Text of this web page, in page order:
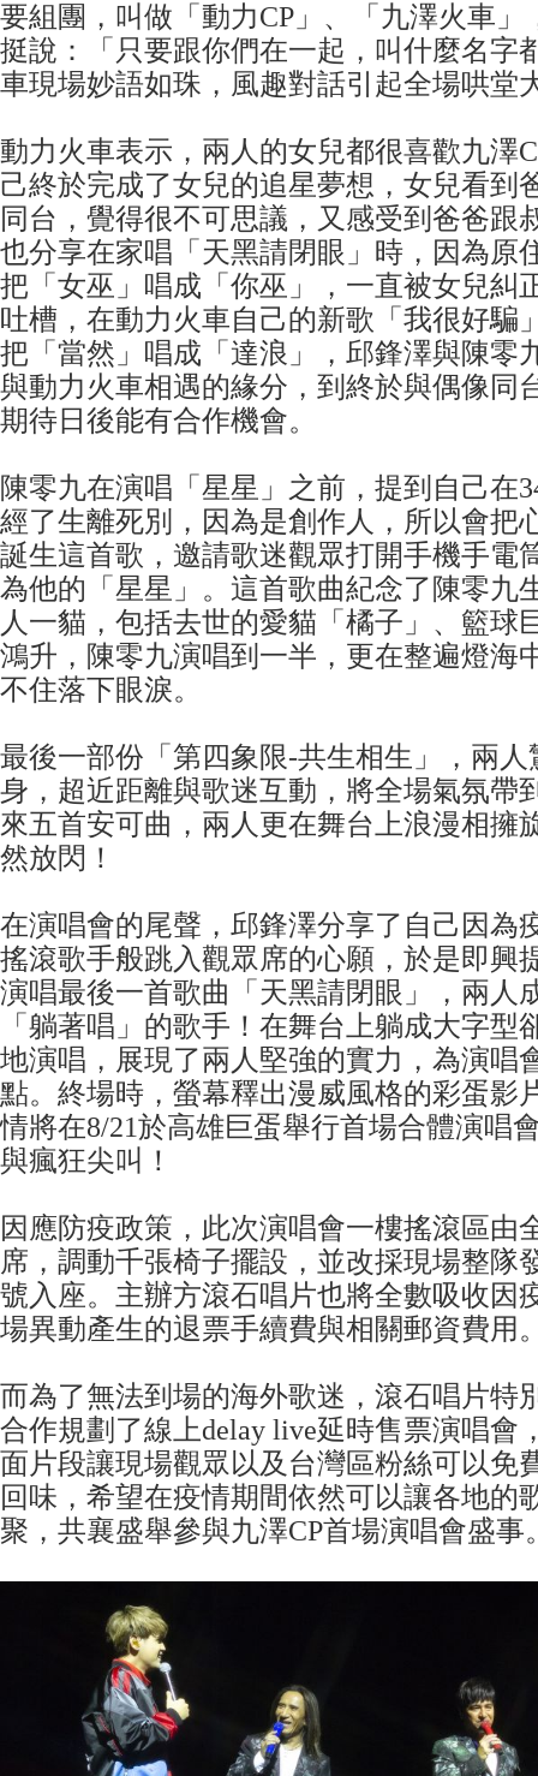
要組團，叫做「動力CP」、「九澤火車」
挺說：「只要跟你們在一起，叫什麼名字
車現場妙語如珠，風趣對話引起全場哄堂
動力火車表示，兩人的女兒都很喜歡九澤
己終於完成了女兒的追星夢想，女兒看到
同台，覺得很不可思議，又感受到爸爸跟
也分享在家唱「天黑請閉眼」時，因為原
把「女巫」唱成「你巫」，一直被女兒糾
吐槽，在動力火車自己的新歌「我很好騙
把「當然」唱成「達浪」，邱鋒澤與陳零
與動力火車相遇的緣分，到終於與偶像同
期待日後能有合作機會。
陳零九在演唱「星星」之前，提到自己在
經了生離死別，因為是創作人，所以會把
誕生這首歌，邀請歌迷觀眾打開手機手電
為他的「星星」。這首歌曲紀念了陳零九
人一貓，包括去世的愛貓「橘子」、籃球
鴻升，陳零九演唱到一半，更在整遍燈海
不住落下眼淚。
最後一部份「第四象限-共生相生」，兩
身，超近距離與歌迷互動，將全場氣氛帶
來五首安可曲，兩人更在舞台上浪漫相擁
然放閃！
在演唱會的尾聲，邱鋒澤分享了自己因為
搖滾歌手般跳入觀眾席的心願，於是即興
演唱最後一首歌曲「天黑請閉眼」，兩人
「躺著唱」的歌手！在舞台上躺成大字型
地演唱，展現了兩人堅強的實力，為演唱
點。終場時，螢幕釋出漫威風格的彩蛋影
情將在8/21於高雄巨蛋舉行首場合體演唱
與瘋狂尖叫！
因應防疫政策，此次演唱會一樓搖滾區由
席，調動千張椅子擺設，並改採現場整隊
號入座。主辦方滾石唱片也將全數吸收因
場異動產生的退票手續費與相關郵資費用
而為了無法到場的海外歌迷，滾石唱片特
合作規劃了線上delay live延時售票演唱會
面片段讓現場觀眾以及台灣區粉絲可以免
回味，希望在疫情期間依然可以讓各地的
聚，共襄盛舉參與九澤CP首場演唱會盛事